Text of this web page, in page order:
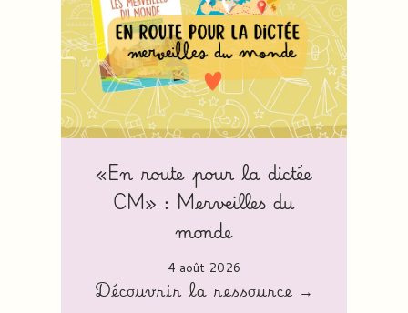
«En route pour la dictée
CM» : Merveilles du
monde
4 août 2026
Découvrir la ressource →